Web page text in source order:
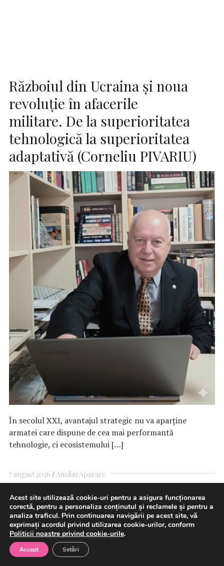
Războiul din Ucraina și noua
revoluție în afacerile
militare. De la superioritatea
tehnologică la superioritatea
adaptativă (Corneliu PIVARIU)
În secolul XXI, avantajul strategic nu va aparține
armatei care dispune de cea mai performantă
tehnologie, ci ecosistemului […]
7 august 2026 AnalizeAparare
Ministerul Energiei anunţă că a
emis o alertă timpurie către
Comisia Europeană în contextul
Acest site utilizează cookie-uri pentru a asigura funcționarea
corectă, pentru a personaliza conținutul și reclamele și pentru a
analiza traficul. Prin continuarea navigării pe acest site, vă
exprimați acordul privind utilizarea cookie-urilor, conform
Politicii noastre privind cookie-urile.
Accept Setări